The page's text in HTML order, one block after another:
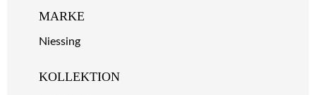
MARKE
Niessing
KOLLEKTION